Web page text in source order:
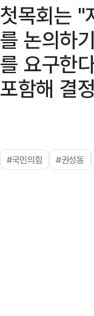
첫목회는 "
를 논의하
를 요구한
포함해 결
#국민의힘 #권성동